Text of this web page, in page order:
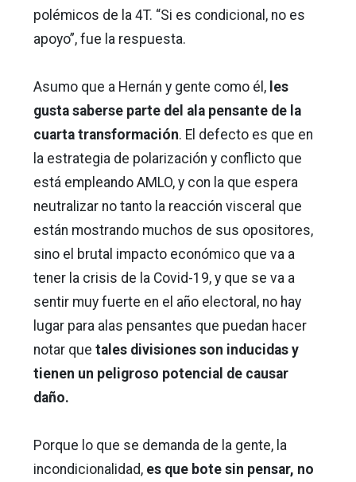
polémicos de la 4T. “Si es condicional, no es
apoyo”, fue la respuesta.
Asumo que a Hernán y gente como él, les
gusta saberse parte del ala pensante de la
cuarta transformación. El defecto es que en
la estrategia de polarización y conflicto que
está empleando AMLO, y con la que espera
neutralizar no tanto la reacción visceral que
están mostrando muchos de sus opositores,
sino el brutal impacto económico que va a
tener la crisis de la Covid-19, y que se va a
sentir muy fuerte en el año electoral, no hay
lugar para alas pensantes que puedan hacer
notar que tales divisiones son inducidas y
tienen un peligroso potencial de causar
daño.
Porque lo que se demanda de la gente, la
incondicionalidad, es que bote sin pensar, no